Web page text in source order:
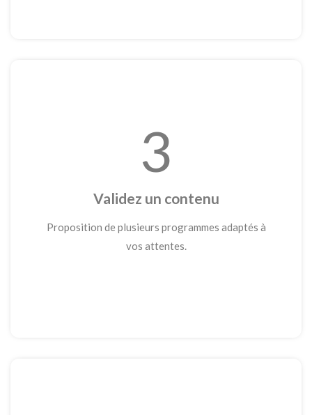
3
Validez un contenu
Proposition de plusieurs programmes adaptés à
vos attentes.